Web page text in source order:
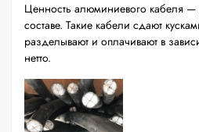
Ценность алюминиевого кабеля —
составе. Такие кабели сдают
разделывают и оплачивают в
нетто.